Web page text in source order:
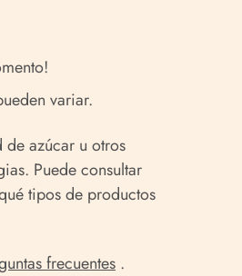
variar.
azúcar u otros
Puede consultar
tipos de productos
frecuentes .